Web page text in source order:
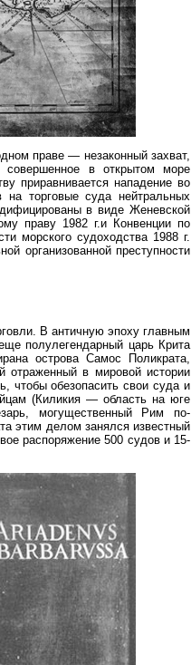
праве — незаконный захват,
совершенное в открытом море
приравнивается нападение во
торговые суда нейтральных
в виде Женевской
праву 1982 г.и Конвенции по
морского судоходства 1988 г.
организованной преступности
В античную эпоху главным
полулегендарный царь Крита
острова Самос Поликрата,
отраженный в мировой истории
чтобы обезопасить свои суда и
(Киликия — область на юге
могущественный Рим по-
этим делом занялся известный
распоряжение 500 судов и 15-